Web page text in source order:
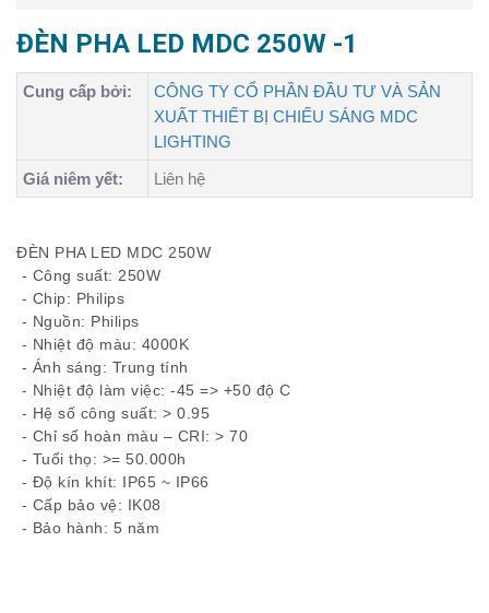
ĐÈN PHA LED MDC 250W -1
Cung cấp bởi:
CÔNG TY CỔ PHẦN ĐẦU TƯ VÀ SẢN
XUẤT THIẾT BỊ CHIẾU SÁNG MDC
LIGHTING
Giá niêm yết:
Liên hệ
ĐÈN PHA LED MDC 250W
- Công suất: 250W
- Chip: Philips
- Nguồn: Philips
- Nhiệt độ màu: 4000K
- Ánh sáng: Trung tính
- Nhiệt độ làm việc: -45 => +50 độ C
- Hệ số công suất: > 0.95
- Chỉ số hoàn màu – CRI: > 70
- Tuổi thọ: >= 50.000h
- Độ kín khít: IP65 ~ IP66
- Cấp bảo vệ: IK08
- Bảo hành: 5 năm